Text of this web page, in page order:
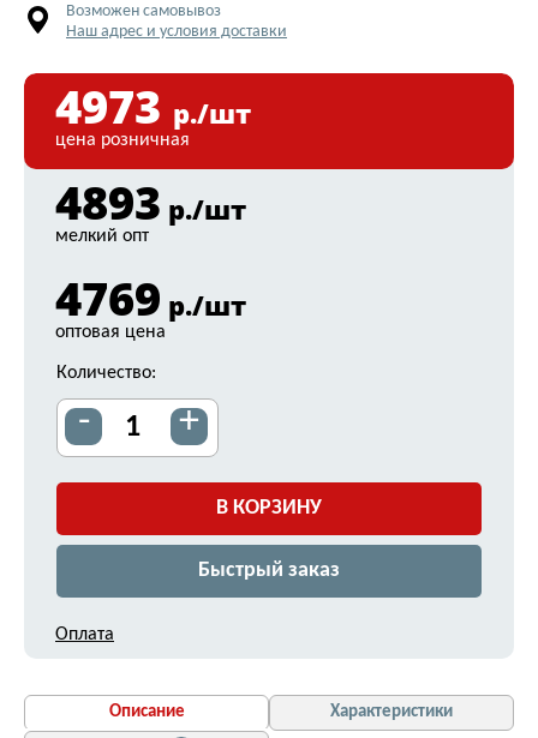
Возможен самовывоз
Наш адрес и условия доставки
4973 р./шт
цена розничная
4893 р./шт
мелкий опт
4769 р./шт
оптовая цена
Количество:
- +
В КОРЗИНУ
Быстрый заказ
Оплата
Описание
Характеристики